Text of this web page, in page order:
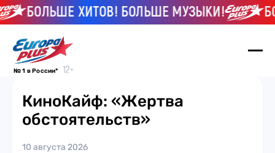
БОЛЬШЕ ХИТОВ! БОЛЬШЕ МУЗЫКИ!
№ 1 в России*
КиноКайф: «Жертва
обстоятельств»
10 августа 2026